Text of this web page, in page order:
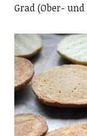
Grad (Ober-